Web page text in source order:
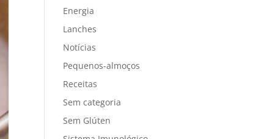
Energia
Lanches
Notícias
Pequenos-almoços
Receitas
Sem categoria
Sem Glúten